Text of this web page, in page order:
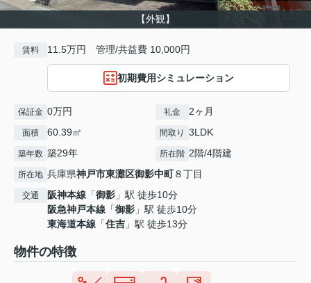
【外観】
賃料 11.5万円 管理/共益費 10,000円
初期費用シミュレーション
保証金 0万円 礼金 2ヶ月
面積 60.39㎡ 間取り 3LDK
築年数 築29年 所在階 2階/4階建
所在地 兵庫県神戸市東灘区御影中町８丁目
交通 阪神本線 「御影 」駅 徒歩10分
阪急神戸本線 「御影 」駅 徒歩10分
東海道本線 「住吉 」駅 徒歩13分
物件の特徴